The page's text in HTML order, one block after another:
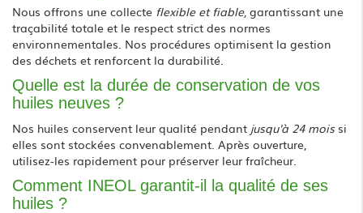
Nous offrons une collecte flexible et fiable, garantissant une
traçabilité totale et le respect strict des normes
environnementales. Nos procédures optimisent la gestion
des déchets et renforcent la durabilité.
Quelle est la durée de conservation de vos
huiles neuves ?
Nos huiles conservent leur qualité pendant jusqu'à 24 moissi
elles sont stockées convenablement. Après ouverture,
utilisez-les rapidement pour préserver leur fraîcheur.
Comment INEOL garantit-il la qualité de ses
huiles ?